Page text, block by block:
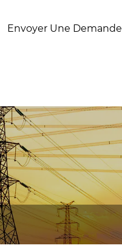
Envoyer Une Demande